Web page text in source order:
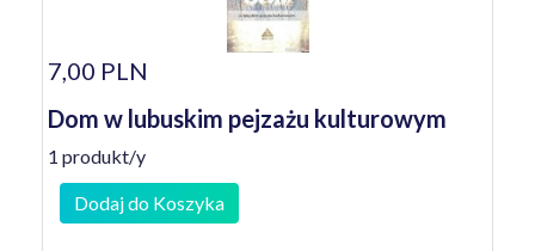
7,00 PLN
Dom w lubuskim pejzażu kulturowym
1 produkt/y
Dodaj do Koszyka